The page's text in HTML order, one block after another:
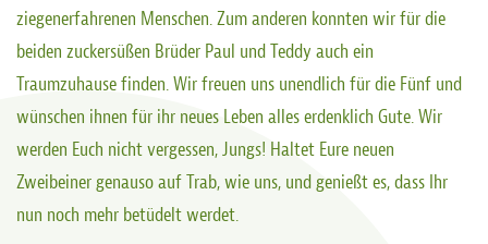
ziegenerfahrenen Menschen. Zum anderen konnten wir für die
beiden zuckersüßen Brüder Paul und Teddy auch ein
Traumzuhause finden. Wir freuen uns unendlich für die Fünf und
wünschen ihnen für ihr neues Leben alles erdenklich Gute. Wir
werden Euch nicht vergessen, Jungs! Haltet Eure neuen
Zweibeiner genauso auf Trab, wie uns, und genießt es, dass Ihr
nun noch mehr betüdelt werdet.